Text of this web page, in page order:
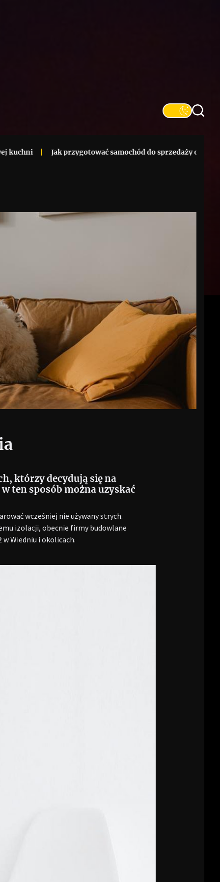
Jak przygotować samochód do sprzedaży online – kompletna
którzy decydują się na
ten sposób można uzyskać
wcześniej nie używany strych.
izolacji, obecnie firmy budowlane
Wiedniu i okolicach.